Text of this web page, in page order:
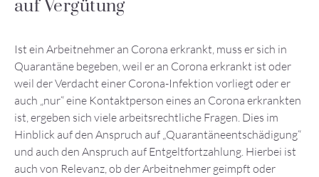
auf Vergütung
Ist ein Arbeitnehmer an Corona erkrankt, muss er sich in
Quarantäne begeben, weil er an Corona erkrankt ist oder
weil der Verdacht einer Corona-Infektion vorliegt oder er
auch „nur“ eine Kontaktperson eines an Corona erkrankten
ist, ergeben sich viele arbeitsrechtliche Fragen. Dies im
Hinblick auf den Anspruch auf „Quarantäneentschädigung“
und auch den Anspruch auf Entgeltfortzahlung. Hierbei ist
auch von Relevanz, ob der Arbeitnehmer geimpft oder